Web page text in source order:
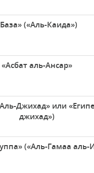
(«Аль-Каида»)
«Асбат аль-Ансар»
Джихад» или
джихад»)
(«Аль-Гамаа аль-